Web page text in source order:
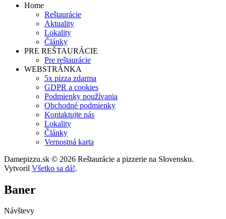
Home
Reštaurácie
Aktuality
Lokality
Články
PRE REŠTAURÁCIE
Pre reštaurácie
WEBSTRÁNKA
5x pizza zdarma
GDPR a cookies
Podmienky používania
Obchodné podmienky
Kontaktujte nás
Lokality
Články
Vernostná karta
Damepizzu.sk © 2026 Reštaurácie a pizzerie na Slovensku.
Vytvoril Všetko sa dá!.
Baner
Návštevy